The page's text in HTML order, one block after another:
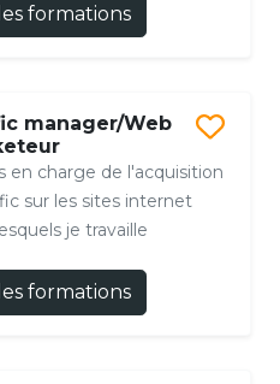
formations
manager/Web
en charge de l'acquisition
sur les sites internet
je travaille
formations